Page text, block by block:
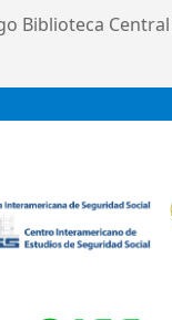
Biblioteca Central